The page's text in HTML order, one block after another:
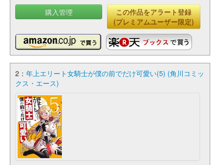
購入管理
この作品をアラート登録
(プレミアムユーザー限定)
2： 年上エリート女騎士が僕の前でだけ可愛い(5) (角川コミッ
クス・エース)